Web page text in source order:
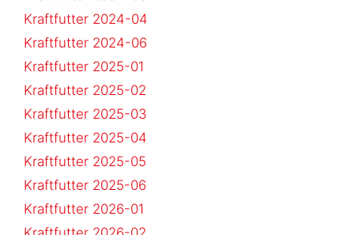
Kraftfutter 2024-04
Kraftfutter 2024-06
Kraftfutter 2025-01
Kraftfutter 2025-02
Kraftfutter 2025-03
Kraftfutter 2025-04
Kraftfutter 2025-05
Kraftfutter 2025-06
Kraftfutter 2026-01